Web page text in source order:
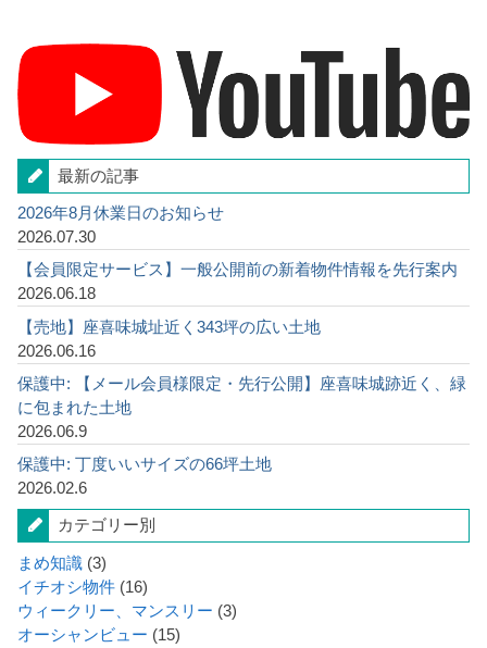
最新の記事
2026年8月休業日のお知らせ
2026.07.30
【会員限定サービス】一般公開前の新着物件情報を先行案内
2026.06.18
【売地】座喜味城址近く343坪の広い土地
2026.06.16
保護中: 【メール会員様限定・先行公開】座喜味城跡近く、緑
に包まれた土地
2026.06.9
保護中: 丁度いいサイズの66坪土地
2026.02.6
カテゴリー別
まめ知識 (3)
イチオシ物件 (16)
ウィークリー、マンスリー (3)
オーシャンビュー (15)